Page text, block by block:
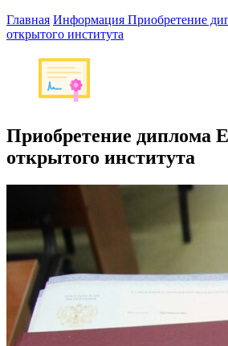
Главная Информация Приобретение
открытого института
Приобретение диплома
открытого института